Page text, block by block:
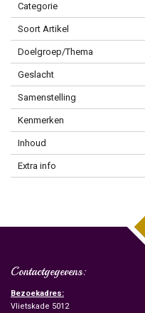
Categorie
Soort Artikel
Doelgroep/Thema
Geslacht
Samenstelling
Kenmerken
Inhoud
Extra info
Contactgegevens:
Bezoekadres:
Vlietskade 5012